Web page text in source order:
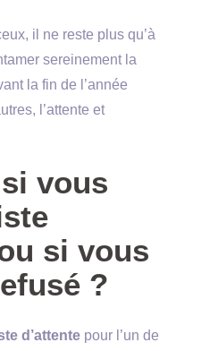
il ne reste plus qu’à
sereinement la
la fin de l’année
l’attente et
vous
si vous
?
d’attente pour l’un de